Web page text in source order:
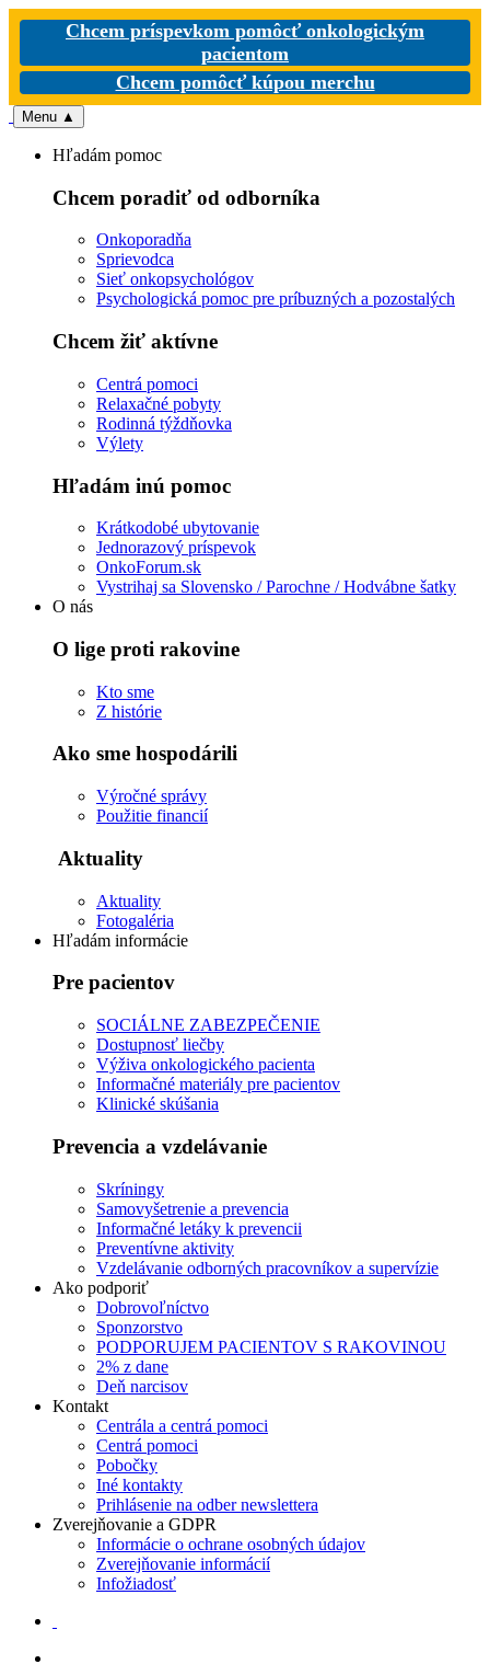
Chcem príspevkom pomôcť onkologickým
pacientom
Chcem pomôcť kúpou merchu
Menu ▲
Hľadám pomoc
Chcem poradiť od odborníka
Onkoporadňa
Sprievodca
Sieť onkopsychológov
Psychologická pomoc pre príbuzných a pozostalých
Chcem žiť aktívne
Centrá pomoci
Relaxačné pobyty
Rodinná týždňovka
Výlety
Hľadám inú pomoc
Krátkodobé ubytovanie
Jednorazový príspevok
OnkoForum.sk
Vystrihaj sa Slovensko / Parochne / Hodvábne šatky
O nás
O lige proti rakovine
Kto sme
Z histórie
Ako sme hospodárili
Výročné správy
Použitie financií
Aktuality
Aktuality
Fotogaléria
Hľadám informácie
Pre pacientov
SOCIÁLNE ZABEZPEČENIE
Dostupnosť liečby
Výživa onkologického pacienta
Informačné materiály pre pacientov
Klinické skúšania
Prevencia a vzdelávanie
Skríningy
Samovyšetrenie a prevencia
Informačné letáky k prevencii
Preventívne aktivity
Vzdelávanie odborných pracovníkov a supervízie
Ako podporiť
Dobrovoľníctvo
Sponzorstvo
PODPORUJEM PACIENTOV S RAKOVINOU
2% z dane
Deň narcisov
Kontakt
Centrála a centrá pomoci
Centrá pomoci
Pobočky
Iné kontakty
Prihlásenie na odber newslettera
Zverejňovanie a GDPR
Informácie o ochrane osobných údajov
Zverejňovanie informácií
Infožiadosť